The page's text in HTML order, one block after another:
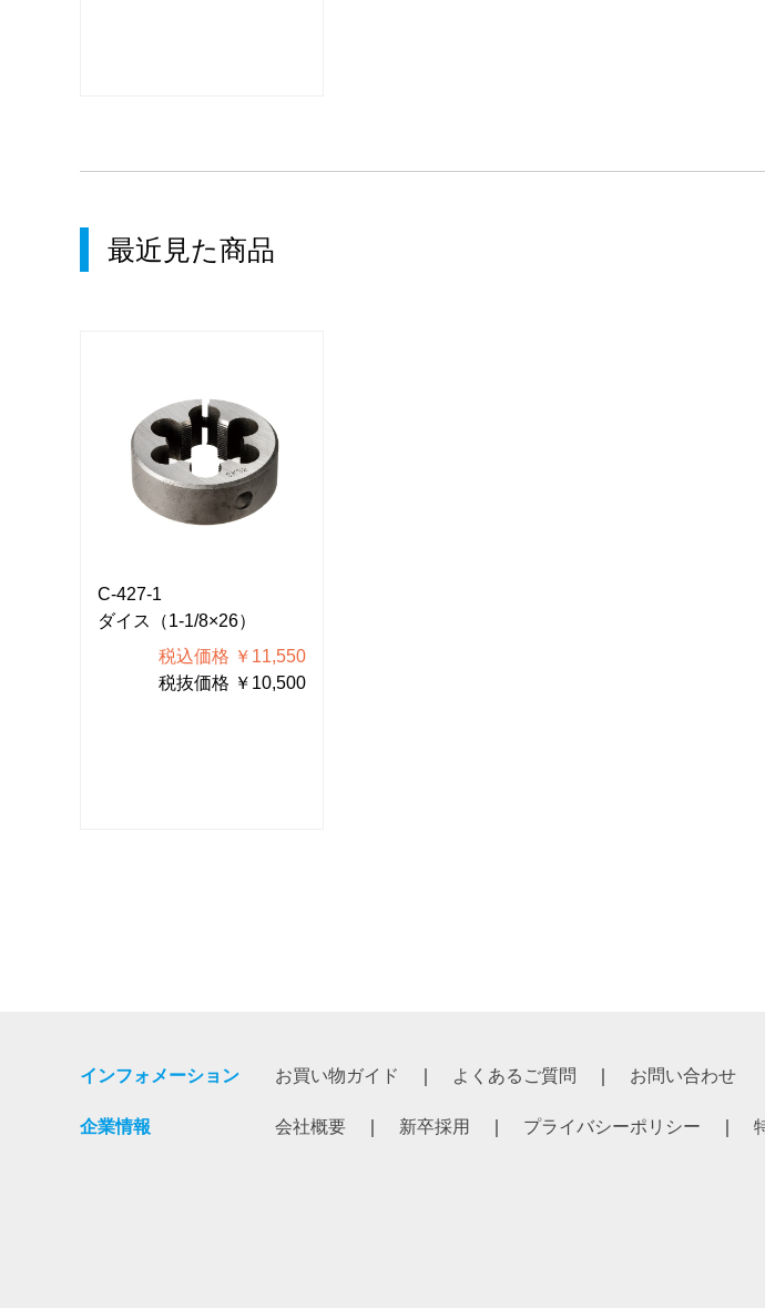
最近見た商品
C-427-1
ダイス（1-1/8×26）
税込価格 ￥11,550
税抜価格 ￥10,500
インフォメーション お買い物ガイド よくあるご質問 お問い合わせ
企業情報 会社概要 新卒採用 プライバシーポリシー